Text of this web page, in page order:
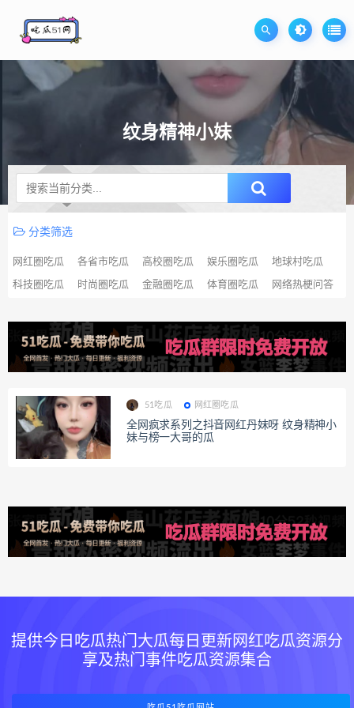
纹身精神小妹
升级SVIP无限免费下载
分类筛选
网红圈吃瓜 各省市吃瓜 高校圈吃瓜 娱乐圈吃瓜 地球村吃瓜
科技圈吃瓜 时尚圈吃瓜 金融圈吃瓜 体育圈吃瓜 网络热梗问答
51吃瓜 网红圈吃瓜
全网疯求系列之抖音网红丹妹呀 纹身精神小
妹与榜一大哥的瓜
提供今日吃瓜热门大瓜每日更新网红吃瓜资源分
享及热门事件吃瓜资源集合